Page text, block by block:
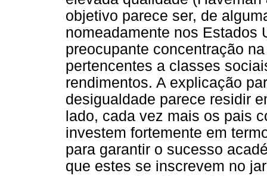
objetivo parece ser, de
nomeadamente nos Estados
preocupante concentração
pertencentes a classes
rendimentos. A explicação
desigualdade parece residir
lado, cada vez mais os pais
investem fortemente em
para garantir o sucesso
que estes se inscrevem no